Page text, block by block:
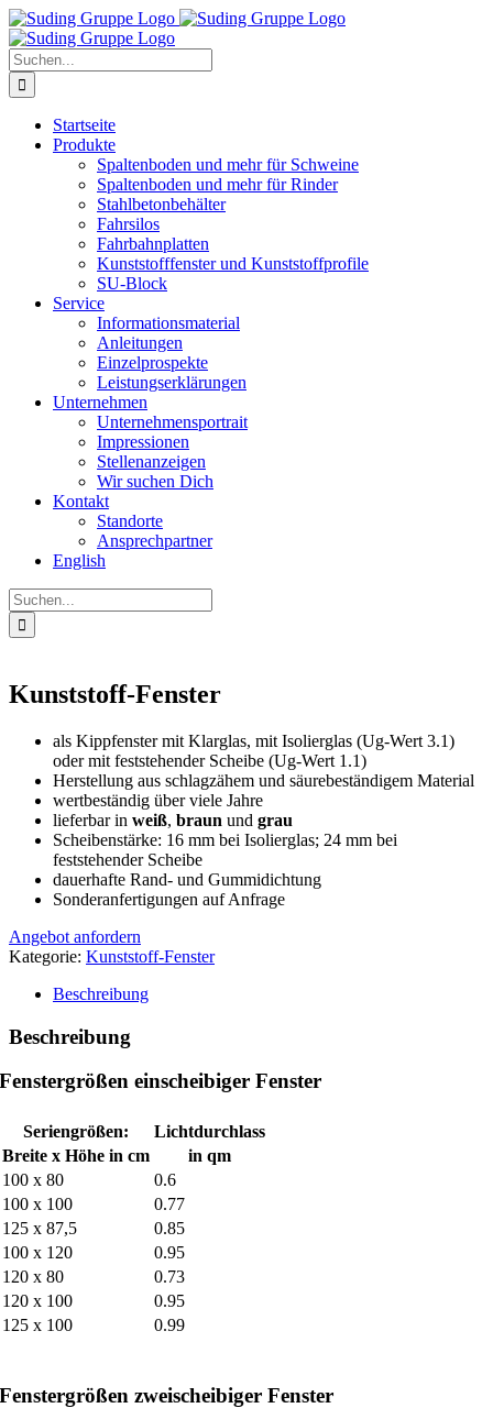
Zum
Inhalt
springen
Suche
nach:
Startseite
Produkte
Spaltenboden und mehr für Schweine
Spaltenboden und mehr für Rinder
Stahlbetonbehälter
Fahrsilos
Fahrbahnplatten
Kunststofffenster und Kunststoffprofile
SU-Block
Service
Informationsmaterial
Anleitungen
Einzelprospekte
Leistungserklärungen
Unternehmen
Unternehmensportrait
Impressionen
Stellenanzeigen
Wir suchen Dich
Kontakt
Standorte
Ansprechpartner
English
Suche
nach:
Kunststoff-Fenster
als Kippfenster mit Klarglas, mit Isolierglas (Ug-Wert 3.1)
oder mit feststehender Scheibe (Ug-Wert 1.1)
Herstellung aus schlagzähem und säurebeständigem Material
wertbeständig über viele Jahre
lieferbar in weiß, braun und grau
Scheibenstärke: 16 mm bei Isolierglas; 24 mm bei
feststehender Scheibe
dauerhafte Rand- und Gummidichtung
Sonderanfertigungen auf Anfrage
Angebot anfordern
Kategorie: Kunststoff-Fenster
Beschreibung
Beschreibung
Fenstergrößen einscheibiger Fenster
Seriengrößen:
Lichtdurchlass
Breite x Höhe in cm
in qm
100 x 80
0.6
100 x 100
0.77
125 x 87,5
0.85
100 x 120
0.95
120 x 80
0.73
120 x 100
0.95
125 x 100
0.99
Fenstergrößen zweischeibiger Fenster